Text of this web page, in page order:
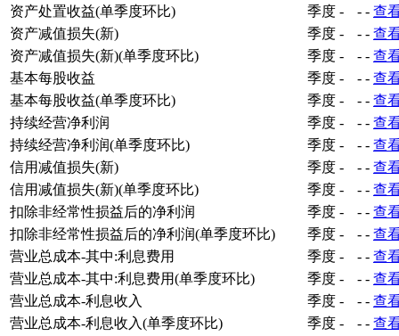
资产处置收益(单季度环比)
季度 - - - 查
资产减值损失(新)
季度 - - - 查
资产减值损失(新)(单季度环比)
季度 - - - 查
基本每股收益
季度 - - - 查
基本每股收益(单季度环比)
季度 - - - 查
持续经营净利润
季度 - - - 查
持续经营净利润(单季度环比)
季度 - - - 查
信用减值损失(新)
季度 - - - 查
信用减值损失(新)(单季度环比)
季度 - - - 查
扣除非经常性损益后的净利润
季度 - - - 查
扣除非经常性损益后的净利润(单季度环比)
季度 - - - 查
营业总成本-其中:利息费用
季度 - - - 查
营业总成本-其中:利息费用(单季度环比)
季度 - - - 查
营业总成本-利息收入
季度 - - - 查
营业总成本-利息收入(单季度环比)
季度 - - - 查